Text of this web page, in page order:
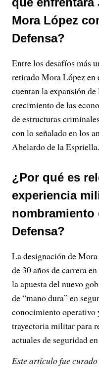
Mora López
Defensa?
Entre los desafíos más
retirado Mora López en
cuentan la expansión
crecimiento de las
de estructuras
con lo señalado en los
Abelardo de la Espriella.
¿Por qué es
experiencia
Defensa?
La designación de
de 30 años de carrera
la apuesta del nuevo
de “mano dura” en
conocimiento operativo
trayectoria militar para
actuales de seguridad
Este artículo fue